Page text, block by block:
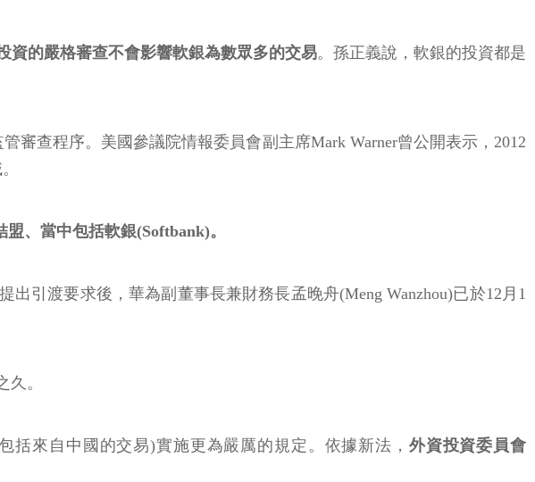
資的嚴格審查不會影響軟銀為數眾多的交易。孫正義說，軟銀的投資都是
審查程序。美國參議院情報委員會副主席Mark Warner曾公開表示，2012
、當中包括軟銀(Softbank)。
引渡要求後，華為副董事長兼財務長孟晚舟(Meng Wanzhou)已於12月1
。
來自中國的交易)實施更為嚴厲的規定。依據新法， 外資投資委員會